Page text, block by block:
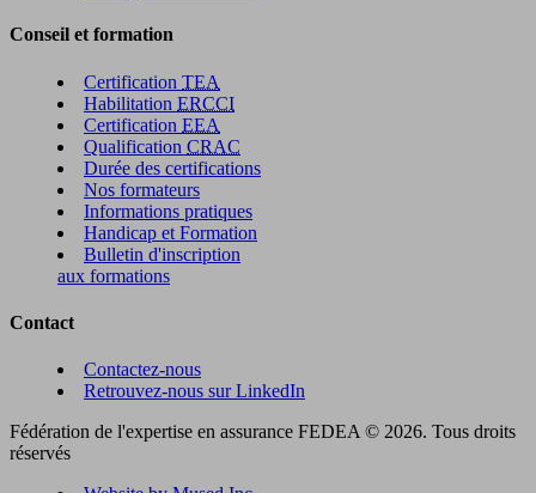
Conseil et formation
Certification TEA
Habilitation ERCCI
Certification EEA
Qualification CRAC
Durée des certifications
Nos formateurs
Informations pratiques
Handicap et Formation
Bulletin d'inscription
aux formations
Contact
Contactez-nous
Retrouvez-nous sur LinkedIn
Fédération de l'expertise en assurance FEDEA © 2026. Tous droits
réservés